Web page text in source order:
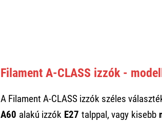
Filament A-CLASS izzók -
A Filament A-CLASS izzók széles
A60 alakú izzók E27 talppal, vagy kisebb